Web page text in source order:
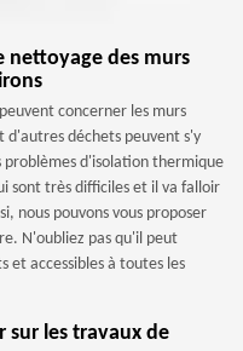
nettoyage des murs
concerner les murs
d'autres déchets peuvent s'y
d'isolation thermique
sont très difficiles et il va falloir
nous pouvons vous proposer
N'oubliez pas qu'il peut
et accessibles à toutes les
sur les travaux de